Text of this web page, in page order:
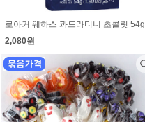
로아커 웨하스 콰드라티니 초콜릿 54g
2,080원